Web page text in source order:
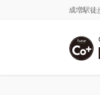
成増駅徒